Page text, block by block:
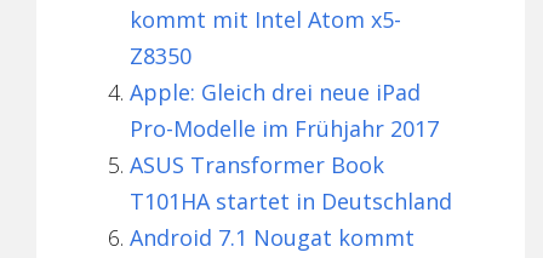
kommt mit Intel Atom x5-
Z8350
Apple: Gleich drei neue iPad
Pro-Modelle im Frühjahr 2017
ASUS Transformer Book
T101HA startet in Deutschland
Android 7.1 Nougat kommt